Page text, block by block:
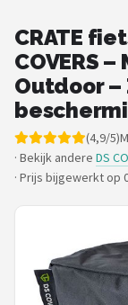
Merken
Blog
Fietsroutes
Stadsfietsen
Elektrische
CRATE
COVERS
Outdoor –
(4,9/5)
· Bekijk andere DS
· Prijs bijgewerkt op